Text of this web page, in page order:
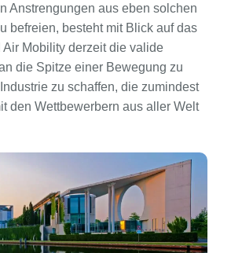
Anstrengungen aus eben solchen
befreien, besteht mit Blick auf das
Mobility derzeit die valide
die Spitze einer Bewegung zu
zu schaffen, die zumindest
den Wettbewerbern aus aller Welt